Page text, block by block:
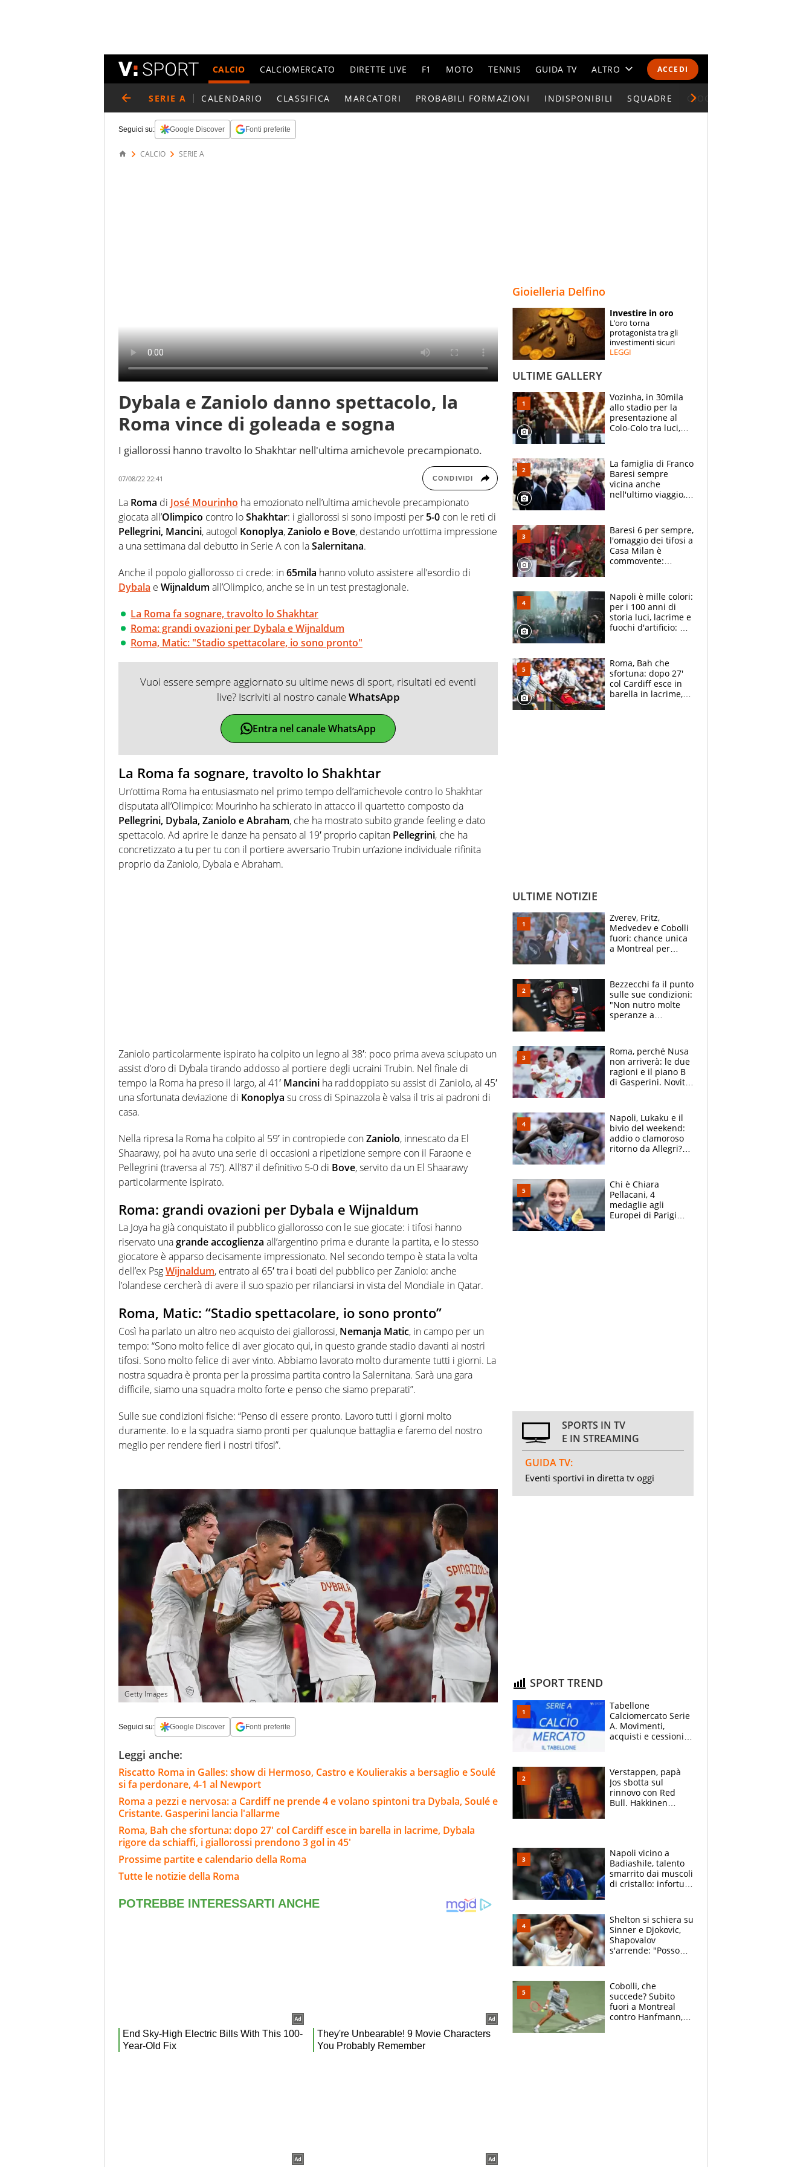
ACCEDI
CALCIO CALCIOMERCATO DIRETTE LIVE F1 MOTO TENNIS GUIDA TV ALTRO
CALENDARI E CLASSIFICHE
ESPERTI
CONTATTI
SERIE A CALENDARIO CLASSIFICA MARCATORI PROBABILI FORMAZIONI INDISPONIBILI SQUADRE GIOCATORI SERIE A
Seguici su: Google Discover Fonti preferite
CALCIO SERIE A
Dybala e Zaniolo danno spettacolo, la
Roma vince di goleada e sogna
I giallorossi hanno travolto lo Shakhtar nell'ultima amichevole precampionato.
07/08/22 22:41 CONDIVIDI
La Roma di José Mourinho ha emozionato nell’ultima amichevole precampionato
giocata all’Olimpico contro loShakhtar: i giallorossi si sono imposti per 5-0 con le reti di
Pellegrini, Mancini, autogol Konoplya,Zaniolo e Bove, destando un’ottima impressione
a una settimana dal debutto in Serie A con laSalernitana.
Anche il popolo giallorosso ci crede: in65mila hanno voluto assistere all’esordio di
Dybala e Wijnaldum all’Olimpico, anche se in un test prestagionale.
La Roma fa sognare, travolto lo Shakhtar
Roma: grandi ovazioni per Dybala e Wijnaldum
Roma, Matic: "Stadio spettacolare, io sono pronto"
Vuoi essere sempre aggiornato su ultime news di sport, risultati ed eventi
live? Iscriviti al nostro canaleWhatsApp
Entra nel canale WhatsApp
La Roma fa sognare, travolto lo Shakhtar
Un’ottima Roma ha entusiasmato nel primo tempo dell’amichevole contro lo Shakhtar
disputata all’Olimpico: Mourinho ha schierato in attacco il quartetto composto da
Pellegrini, Dybala, Zaniolo e Abraham, che ha mostrato subito grande feeling e dato
spettacolo. Ad aprire le danze ha pensato al 19′ proprio capitan Pellegrini, che ha
concretizzato a tu per tu con il portiere avversario Trubin un’azione individuale rifinita
proprio da Zaniolo, Dybala e Abraham.
Zaniolo particolarmente ispirato ha colpito un legno al 38′: poco prima aveva sciupato un
assist d’oro di Dybala tirando addosso al portiere degli ucraini Trubin. Nel finale di
tempo la Roma ha preso il largo, al 41′ Mancini ha raddoppiato su assist di Zaniolo, al 45′
una sfortunata deviazione di Konoplya su cross di Spinazzola è valsa il tris ai padroni di
casa.
Nella ripresa la Roma ha colpito al 59′ in contropiede conZaniolo, innescato da El
Shaarawy, poi ha avuto una serie di occasioni a ripetizione sempre con il Faraone e
Pellegrini (traversa al 75′). All’87’ il definitivo 5-0 di Bove, servito da un El Shaarawy
particolarmente ispirato.
Roma: grandi ovazioni per Dybala e Wijnaldum
La Joya ha già conquistato il pubblico giallorosso con le sue giocate: i tifosi hanno
riservato unagrande accoglienza all’argentino prima e durante la partita, e lo stesso
giocatore è apparso decisamente impressionato. Nel secondo tempo è stata la volta
dell’ex PsgWijnaldum, entrato al 65′ tra i boati del pubblico per Zaniolo: anche
l’olandese cercherà di avere il suo spazio per rilanciarsi in vista del Mondiale in Qatar.
Roma, Matic: “Stadio spettacolare, io sono pronto”
Così ha parlato un altro neo acquisto dei giallorossi, Nemanja Matic, in campo per un
tempo: “Sono molto felice di aver giocato qui, in questo grande stadio davanti ai nostri
tifosi. Sono molto felice di aver vinto. Abbiamo lavorato molto duramente tutti i giorni. La
nostra squadra è pronta per la prossima partita contro la Salernitana. Sarà una gara
difficile, siamo una squadra molto forte e penso che siamo preparati”.
Sulle sue condizioni fisiche: “Penso di essere pronto. Lavoro tutti i giorni molto
duramente. Io e la squadra siamo pronti per qualunque battaglia e faremo del nostro
meglio per rendere fieri i nostri tifosi”.
Getty Images
Seguici su: Google Discover Fonti preferite
Leggi anche:
Riscatto Roma in Galles: show di Hermoso, Castro e Koulierakis a bersaglio e Soulé
si fa perdonare, 4-1 al Newport
Roma a pezzi e nervosa: a Cardiff ne prende 4 e volano spintoni tra Dybala, Soulé e
Cristante. Gasperini lancia l'allarme
Roma, Bah che sfortuna: dopo 27' col Cardiff esce in barella in lacrime, Dybala
rigore da schiaffi, i giallorossi prendono 3 gol in 45'
Prossime partite e calendario della Roma
Tutte le notizie della Roma
Gioielleria Delfino
Investire in oro
L’oro torna
protagonista tra gli
investimenti sicuri
LEGGI
ULTIME GALLERY
Vozinha, in 30mila
allo stadio per la
presentazione al
Colo-Colo tra luci,
La famiglia di Franco
Baresi sempre
vicina anche
nell'ultimo viaggio,
circondati
dall'affetto dei tifosi
Baresi 6 per sempre,
l'omaggio dei tifosi a
Casa Milan è
commovente:
bigliettini
Napoli è mille colori:
per i 100 anni di
storia luci, lacrime e
fuochi d'artificio: De
Roma, Bah che
sfortuna: dopo 27'
col Cardiff esce in
barella in lacrime,
ULTIME NOTIZIE
Zverev, Fritz,
Medvedev e Cobolli
fuori: chance unica
a Montreal per
attacca le palline
Bezzecchi fa il punto
sulle sue condizioni:
"Non nutro molte
speranze a
da Aragon
Roma, perché Nusa
non arriverà: le due
ragioni e il piano B
di Gasperini. Novità
Napoli, Lukaku e il
bivio del weekend:
addio o clamoroso
ritorno da Allegri?
Chi è Chiara
Pellacani, 4
medaglie agli
Europei di Parigi
SPORTS IN TV
E IN STREAMING
GUIDA TV:
Eventi sportivi in diretta tv oggi
SPORT TREND
Tabellone
Calciomercato Serie
A. Movimenti,
acquisti e cessioni:
Verstappen, papà
Jos sbotta sul
rinnovo con Red
Bull. Hakkinen
Napoli vicino a
Badiashile, talento
smarrito dai muscoli
di cristallo: infortuni
Shelton si schiera su
Sinner e Djokovic,
Shapovalov
s'arrende: "Posso
Cobolli, che
succede? Subito
fuori a Montreal
contro Hanfmann,